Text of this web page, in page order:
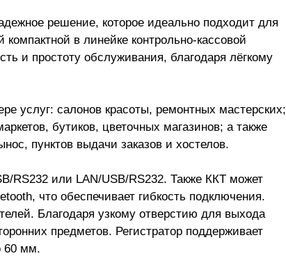
решение, которое идеально подходит для
в линейке контрольно-кассовой
и простоту обслуживания, благодаря лёгкому
услуг: салонов красоты, ремонтных мастерских;
бутиков, цветочных магазинов; а также
пунктов выдачи заказов и хостелов.
RS232 или LAN/USB/RS232. Также ККТ может
что обеспечивает гибкость подключения.
Благодаря узкому отверстию для выхода
предметов. Регистратор поддерживает
60 мм.